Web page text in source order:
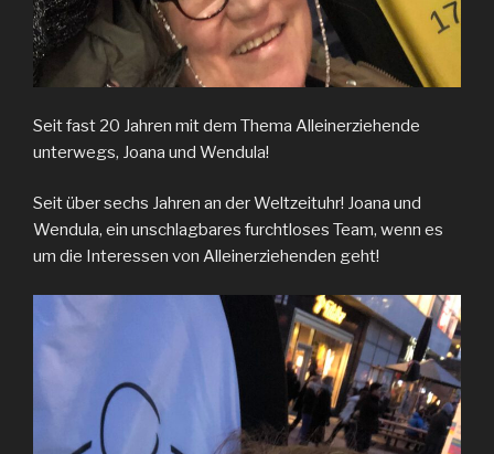
Seit fast 20 Jahren mit dem Thema Alleinerziehende
unterwegs, Joana und Wendula!
Seit über sechs Jahren an der Weltzeituhr! Joana und
Wendula, ein unschlagbares furchtloses Team, wenn es
um die Interessen von Alleinerziehenden geht!